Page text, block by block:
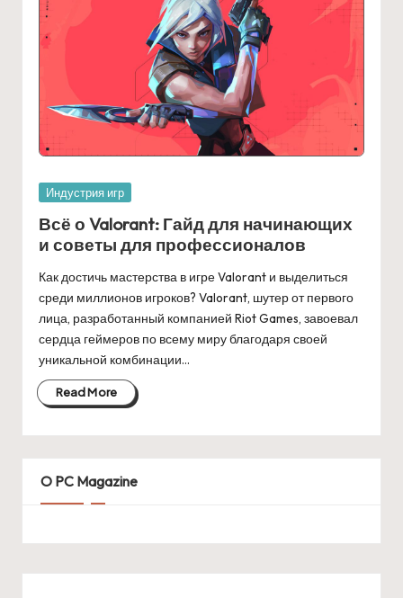
Posted
Индустрия игр
Всё о Valorant: Гайд для начинающих
и советы для профессионалов
Как достичь мастерства в игре Valorant и выделиться
среди миллионов игроков? Valorant, шутер от первого
лица, разработанный компанией Riot Games, завоевал
сердца геймеров по всему миру благодаря своей
уникальной комбинации…
Read More
O PC Magazine